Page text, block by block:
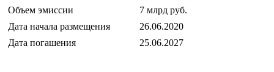
Объем эмиссии
7 млрд руб.
Дата начала размещения
26.06.2020
Дата погашения
25.06.2027